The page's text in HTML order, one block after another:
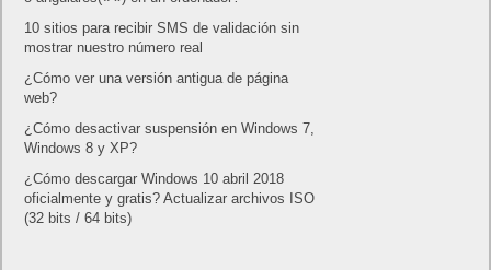
10 sitios para recibir SMS de validación sin
mostrar nuestro número real
¿Cómo ver una versión antigua de página
web?
¿Cómo desactivar suspensión en Windows 7,
Windows 8 y XP?
¿Cómo descargar Windows 10 abril 2018
oficialmente y gratis? Actualizar archivos ISO
(32 bits / 64 bits)